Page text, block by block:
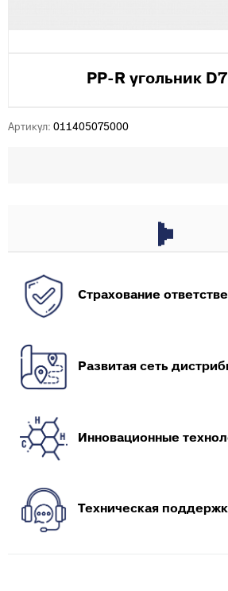
PP-R угольник
Артикул: 011405075000
Страхование
Развитая сеть
Инновационные
Техническая